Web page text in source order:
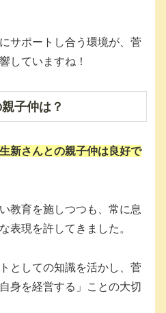
サポートし合う環境が、菅
していますね！
子仲は？
新さんとの親子仲は良好で
教育を施しつつも、常に息
表現を許してきました。
としての知識を活かし、菅
身を経営する」ことの大切